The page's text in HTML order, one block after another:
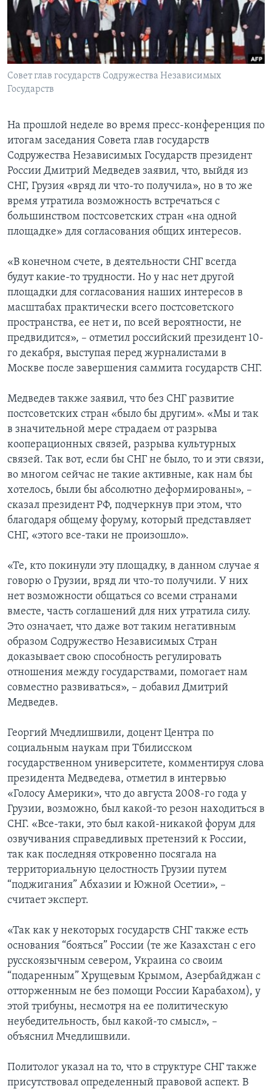
Learning English
СОЦИАЛЬНЫЕ СЕТИ
Совет глав государств Содружества Независимых
Государств
На прошлой неделе во время пресс-конференция по
итогам заседания Совета глав государств
Содружества Независимых Государств президент
России Дмитрий Медведев заявил, что, выйдя из
СНГ, Грузия «вряд ли что-то получила», но в то же
время утратила возможность встречаться с
большинством постсоветских стран «на одной
площадке» для согласования общих интересов.
«В конечном счете, в деятельности СНГ всегда
будут какие-то трудности. Но у нас нет другой
площадки для согласования наших интересов в
масштабах практически всего постсоветского
пространства, ее нет и, по всей вероятности, не
предвидится», – отметил российский президент 10-
го декабря, выступая перед журналистами в
Москве после завершения саммита государств СНГ.
Медведев также заявил, что без СНГ развитие
постсоветских стран «было бы другим». «Мы и так
в значительной мере страдаем от разрыва
кооперационных связей, разрыва культурных
связей. Так вот, если бы СНГ не было, то и эти связи,
во многом сейчас не такие активные, как нам бы
хотелось, были бы абсолютно деформированы», –
сказал президент РФ, подчеркнув при этом, что
благодаря общему форуму, который представляет
СНГ, «этого все-таки не произошло».
«Те, кто покинули эту площадку, в данном случае я
говорю о Грузии, вряд ли что-то получили. У них
нет возможности общаться со всеми странами
вместе, часть соглашений для них утратила силу.
Это означает, что даже вот таким негативным
образом Содружество Независимых Стран
доказывает свою способность регулировать
отношения между государствами, помогает нам
совместно развиваться», – добавил Дмитрий
Медведев.
Георгий Мчедлишвили, доцент Центра по
социальным наукам при Тбилисском
государственном университете, комментируя слова
президента Медведева, отметил в интервью
«Голосу Америки», что до августа 2008-го года у
Грузии, возможно, был какой-то резон находиться в
СНГ. «Все-таки, это был какой-никакой форум для
озвучивания справедливых претензий к России,
так как последняя откровенно посягала на
территориальную целостность Грузии путем
“поджигания” Абхазии и Южной Осетии», –
считает эксперт.
«Так как у некоторых государств СНГ также есть
основания “бояться” России (те же Казахстан с его
русскоязычным севером, Украина со своим
“подаренным” Хрущевым Крымом, Азербайджан с
отторженным не без помощи России Карабахом), у
этой трибуны, несмотря на ее политическую
неубедительность, был какой-то смысл», –
объяснил Мчедлишвили.
Политолог указал на то, что в структуре СНГ также
присутствовал определенный правовой аспект. В